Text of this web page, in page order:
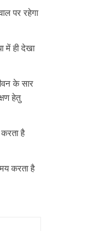
पर रहेगा
में ही देखा
के सार
हेतु
करता है
करता है